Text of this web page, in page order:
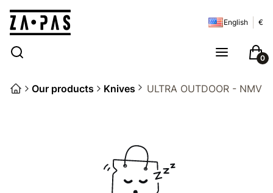
English €
Open search engine
Search Menu Cart
Our products Knives ULTRA OUTDOOR - NMV